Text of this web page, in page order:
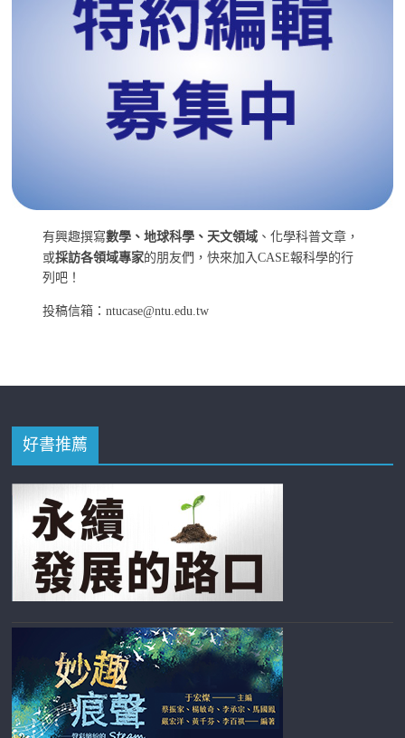
有興趣撰寫數學、地球科學、天文領域 、化學科普文章，
或採訪各領域專家的朋友們，快來加入CASE報科學的行
列吧！
投稿信箱：ntucase@ntu.edu.tw
好書推薦